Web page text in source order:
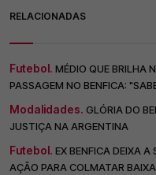
RELACIONADAS
Futebol. MÉDIO QUE BRILHA
PASSAGEM NO BENFICA:
Modalidades. GLÓRIA DO
JUSTIÇA NA ARGENTINA
Futebol. EX BENFICA DEIXA A
AÇÃO PARA COLMATAR BAIXA